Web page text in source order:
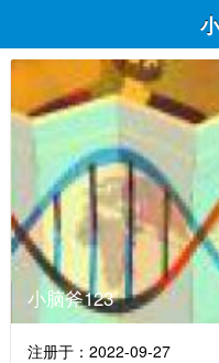
小脑斧123
注册于：2022-09-27